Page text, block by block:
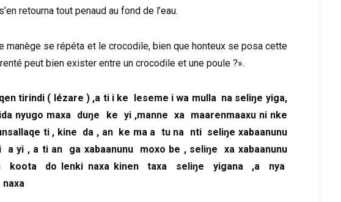
retourna tout penaud au fond de l’eau.
manège se répéta et le crocodile, bien que honteux se posa cette
peut bien exister entre un crocodile et une poule ?».
tirindi ( lézare ) ,a ti i ke leseme i wa mulla na seliŋe yiga,
nyugo maxa duŋe ke yi ,manne xa maarenmaaxu ni nke
ti , kine da , an ke ma a tu na nti seliŋe xabaanunu
yi , a ti an ga xabaanunu moxo be , seliŋe xa xabaanunu
koota do lenki naxa kinen taxa seliŋe yigana ,a nya